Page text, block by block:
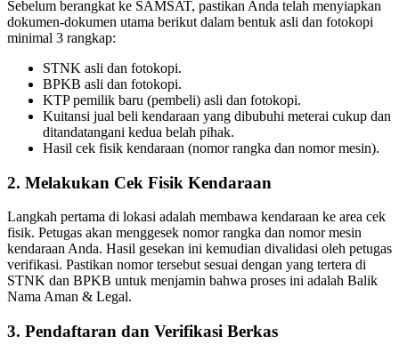
Sebelum berangkat ke SAMSAT, pastikan Anda telah menyiapkan
dokumen-dokumen utama berikut dalam bentuk asli dan fotokopi
minimal 3 rangkap:
STNK asli dan fotokopi.
BPKB asli dan fotokopi.
KTP pemilik baru (pembeli) asli dan fotokopi.
Kuitansi jual beli kendaraan yang dibubuhi meterai cukup dan
ditandatangani kedua belah pihak.
Hasil cek fisik kendaraan (nomor rangka dan nomor mesin).
2. Melakukan Cek Fisik Kendaraan
Langkah pertama di lokasi adalah membawa kendaraan ke area cek
fisik. Petugas akan menggesek nomor rangka dan nomor mesin
kendaraan Anda. Hasil gesekan ini kemudian divalidasi oleh petugas
verifikasi. Pastikan nomor tersebut sesuai dengan yang tertera di
STNK dan BPKB untuk menjamin bahwa proses ini adalah Balik
Nama Aman & Legal.
3. Pendaftaran dan Verifikasi Berkas